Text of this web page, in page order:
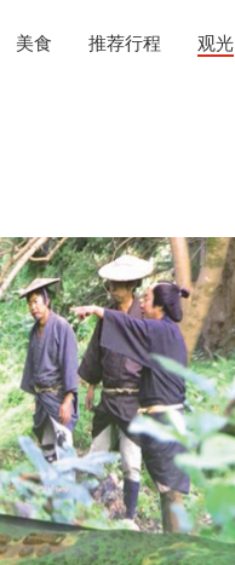
美食 推荐行程 观光